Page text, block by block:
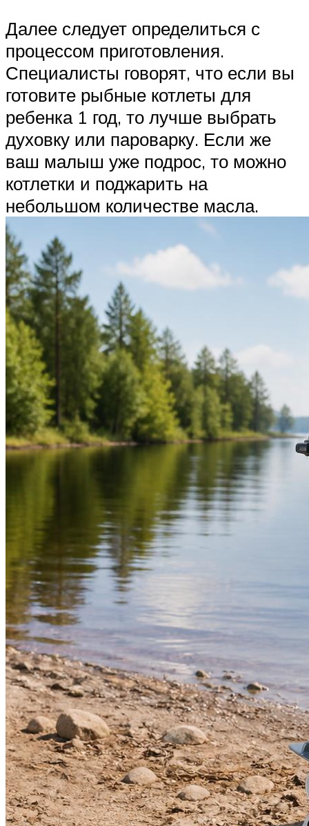
Далее следует определиться с
процессом приготовления.
Специалисты говорят, что если вы
готовите рыбные котлеты для
ребенка 1 год, то лучше выбрать
духовку или пароварку. Если же
ваш малыш уже подрос, то можно
котлетки и поджарить на
небольшом количестве масла.